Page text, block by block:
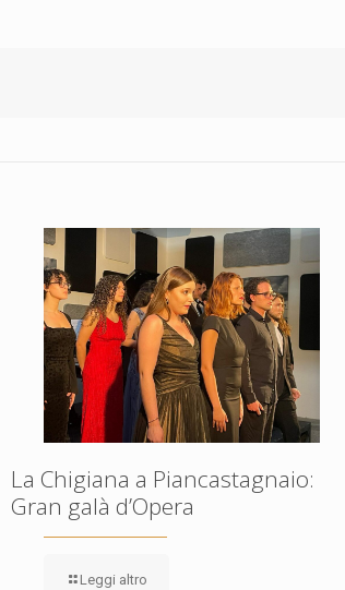
La Chigiana a Piancastagnaio:
Gran galà d’Opera
Leggi altro